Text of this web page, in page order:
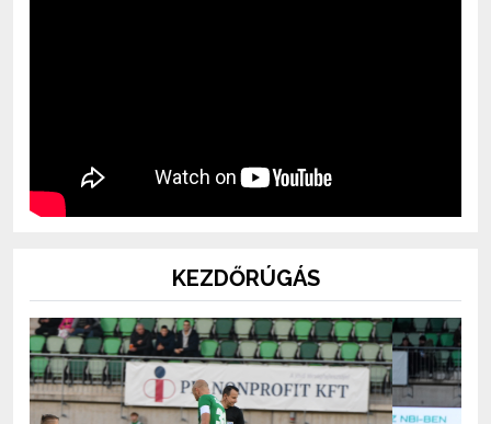
KEZDŐRÚGÁS